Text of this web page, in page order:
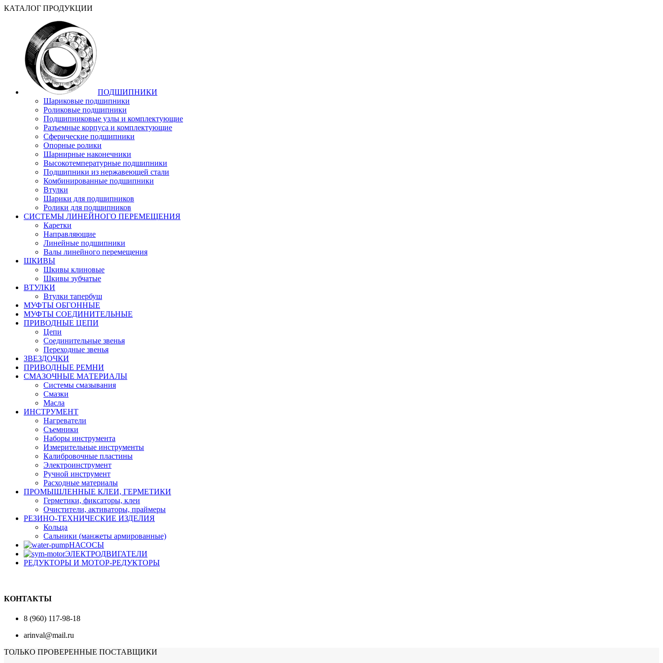
КАТАЛОГ ПРОДУКЦИИ
ПОДШИПНИКИ
Шариковые подшипники
Роликовые подшипники
Подшипниковые узлы и комплектующие
Разъемные корпуса и комплектующие
Сферические подшипники
Опорные ролики
Шарнирные наконечники
Высокотемпературные подшипники
Подшипники из нержавеющей стали
Комбинированные подшипники
Втулки
Шарики для подшипников
Ролики для подшипников
СИСТЕМЫ ЛИНЕЙНОГО ПЕРЕМЕЩЕНИЯ
Каретки
Направляющие
Линейные подшипники
Валы линейного перемещения
ШКИВЫ
Шкивы клиновые
Шкивы зубчатые
ВТУЛКИ
Втулки тапербуш
МУФТЫ ОБГОННЫЕ
МУФТЫ СОЕДИНИТЕЛЬНЫЕ
ПРИВОДНЫЕ ЦЕПИ
Цепи
Соединительные звенья
Переходные звенья
ЗВЕЗДОЧКИ
ПРИВОДНЫЕ РЕМНИ
СМАЗОЧНЫЕ МАТЕРИАЛЫ
Системы смазывания
Смазки
Масла
ИНСТРУМЕНТ
Нагреватели
Съемники
Наборы инструмента
Измерительные инструменты
Калибровочные пластины
Электроинструмент
Ручной инструмент
Расходные материалы
ПРОМЫШЛЕННЫЕ КЛЕИ, ГЕРМЕТИКИ
Герметики, фиксаторы, клеи
Очистители, активаторы, праймеры
РЕЗИНО-ТЕХНИЧЕСКИЕ ИЗДЕЛИЯ
Кольца
Сальники (манжеты армированные)
НАСОСЫ
ЭЛЕКТРОДВИГАТЕЛИ
РЕДУКТОРЫ И МОТОР-РЕДУКТОРЫ
КОНТАКТЫ
8 (960) 117-98-18
arinval@mail.ru
ТОЛЬКО ПРОВЕРЕННЫЕ ПОСТАВЩИКИ